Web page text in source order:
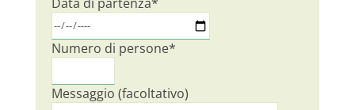
Numero di persone*
Messaggio (facoltativo)